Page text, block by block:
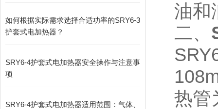
如何根据实际需求选择合适功率的SRY6-3
护套式电加热器？
SRY6-4护套式电加热器安全操作与注意事
项
SRY6-4护套式电加热器适用范围：气体、
油和
二、
热管